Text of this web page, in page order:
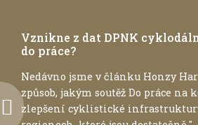
Vznikne z dat DPNK
do práce?
Nedávno jsme v článku Honzy
způsob, jakým soutěž Do práce na
zlepšení cyklistické